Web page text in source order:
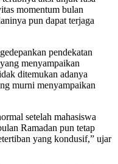
momentum bulan
pun dapat terjaga
pendekatan
menyampaikan
ditemukan adanya
murni menyampaikan
setelah mahasiswa
Ramadan pun tetap
yang kondusif,” ujar